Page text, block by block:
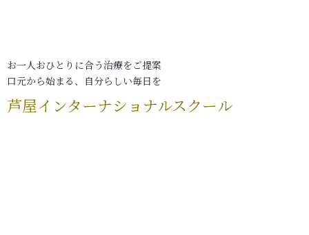
お一人おひとりに合う治療をご提案
口元から始まる、自分らしい毎日を
芦屋インターナショナルスクール